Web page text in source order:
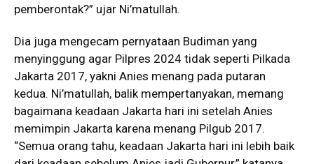
pemberontak?” ujar Ni’matullah.
Dia juga mengecam pernyataan Budiman yang
menyinggung agar Pilpres 2024 tidak seperti Pilkada
Jakarta 2017, yakni Anies menang pada putaran
kedua. Ni’matullah, balik mempertanyakan, memang
bagaimana keadaan Jakarta hari ini setelah Anies
memimpin Jakarta karena menang Pilgub 2017.
“Semua orang tahu, keadaan Jakarta hari ini lebih baik